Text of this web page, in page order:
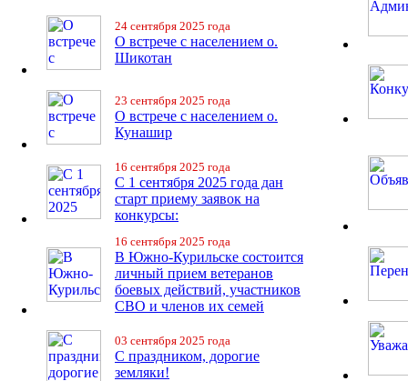
24 сентября 2025 года
О встрече с населением о.
Шикотан
23 сентября 2025 года
О встрече с населением о.
Кунашир
16 сентября 2025 года
С 1 сентября 2025 года дан
старт приему заявок на
конкурсы:
16 сентября 2025 года
В Южно-Курильске состоится
личный прием ветеранов
боевых действий, участников
СВО и членов их семей
03 сентября 2025 года
С праздником, дорогие
земляки!